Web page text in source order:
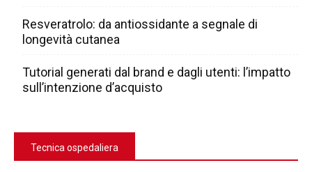
Resveratrolo: da antiossidante a segnale di
longevità cutanea
Tutorial generati dal brand e dagli utenti: l’impatto
sull’intenzione d’acquisto
Tecnica ospedaliera